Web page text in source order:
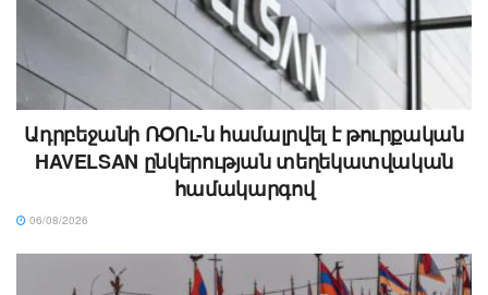
Ադրբեջանի ՌՕՈւ-ն համալրվել է թուրքական
HAVELSAN ընկերության տեղեկատվական
համակարգով
06/08/2026